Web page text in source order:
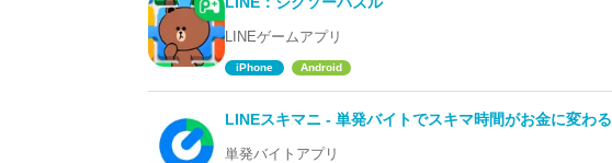
LINEゲームアプリ
iPhone Android
LINEスキマニ - 単発バイトでスキマ時間がお金に変わる
単発バイトアプリ